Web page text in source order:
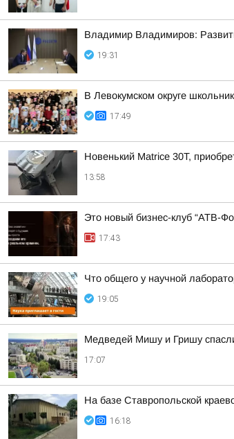
Владимир Владимиров:
19:31
В Левокумском округе
17:49
Новенький Matrice 30T,
13:58
Это новый бизнес-клуб “АТВ-
17:43
Что общего у научной
19:05
Медведей Мишу и Гришу
17:07
На базе Ставропольской
16:18